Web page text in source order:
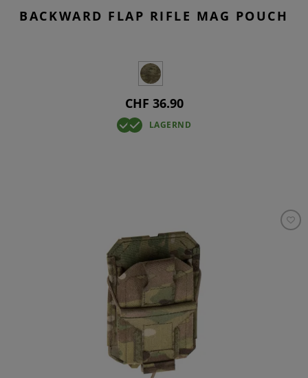
BACKWARD FLAP RIFLE MAG POUCH
CHF 36.90
LAGERND